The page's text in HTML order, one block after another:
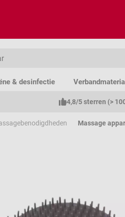
& desinfectie
4,8/5 sterren (>
Massage